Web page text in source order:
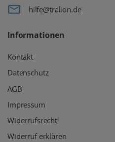
hilfe@tralion.de
Informationen
Kontakt
Datenschutz
AGB
Impressum
Widerrufsrecht
Widerruf erklären